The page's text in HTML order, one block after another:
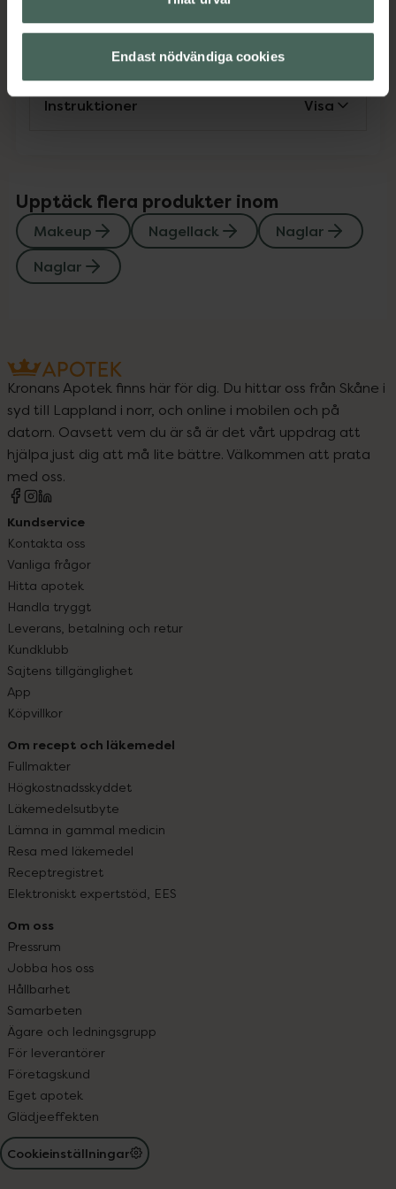
Endast nödvändiga cookies
Instruktioner Visa
Upptäck flera produkter inom
Makeup Nagellack
Naglar
Naglar
Kronans Apotek finns här för dig. Du hittar oss från Skåne i
syd till Lappland i norr, och online i mobilen och på
datorn. Oavsett vem du är så är det vårt uppdrag att
hjälpa just dig att må lite bättre. Välkommen att prata
med oss.
Kundservice
Kontakta oss
Vanliga frågor
Hitta apotek
Handla tryggt
Leverans, betalning och retur
Kundklubb
Sajtens tillgänglighet
App
Köpvillkor
Om recept och läkemedel
Fullmakter
Högkostnadsskyddet
Läkemedelsutbyte
Lämna in gammal medicin
Resa med läkemedel
Receptregistret
Elektroniskt expertstöd, EES
Om oss
Pressrum
Jobba hos oss
Hållbarhet
Samarbeten
Ägare och ledningsgrupp
För leverantörer
Företagskund
Eget apotek
Glädjeeffekten
Cookieinställningar